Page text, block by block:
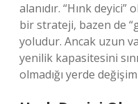
alanıdır. “Hınk
bir strateji, bazen de
yoludur. Ancak uzun
yenilik kapasitesini
olmadığı yerde